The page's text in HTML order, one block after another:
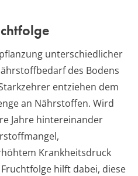
unterschiedlicher
des Bodens
entziehen dem
an Nährstoffen. Wird
Jahre hintereinander
Krankheitsdruck
hilft dabei, diese